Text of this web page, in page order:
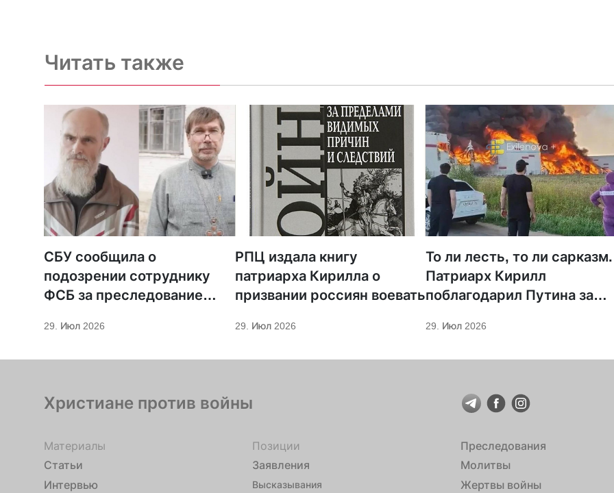
Читать также
СБУ сообщила о
подозрении сотруднику
ФСБ за преследование
29. Июл 2026
РПЦ издала книгу
патриарха Кирилла о
призвании россиян воевать
29. Июл 2026
То ли лесть, то ли сарказм.
Патриарх Кирилл
поблагодарил Путина за
экономическое развитие
29. Июл 2026
Христиане против войны
Материалы
Статьи
Интервью
Позиции
Заявления
Высказывания
Преследования
Молитвы
Жертвы войны